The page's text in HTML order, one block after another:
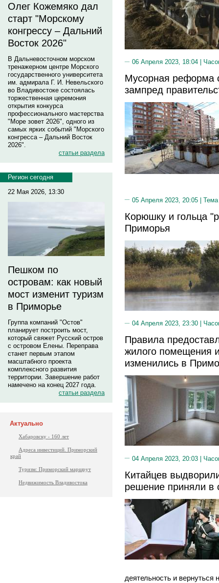
Олег Кожемяко дал
старт "Морскому
конгрессу – Дальний
Восток 2026"
В Дальневосточном морском
тренажерном центре Морского
государственного университета
им. адмирала Г. И. Невельского
во Владивостоке состоялась
торжественная церемония
открытия конкурса
профессионального мастерства
"Море зовет 2026", одного из
самых ярких событий "Морского
конгресса – Дальний Восток
2026".
статьи раздела
Регион сегодня
22 Мая 2026, 13:30
Пешком по
островам: как новый
мост изменит туризм
в Приморье
Группа компаний "Остов"
планирует построить мост,
который свяжет Русский остров
с островом Елены. Переправа
станет первым этапом
масштабного проекта
комплексного развития
территории. Завершение работ
намечено на конец 2027 года.
статьи раздела
Актуально
Хабаровску - 160 лет
Адреса инвестиций. Приморский
край
Туризм: Приморский маршрут
Недвижимость Владивостока
06 Апреля 2023, 18:04 |
Мусорная реформа
зампред
05 Апреля 2023, 20:05 |
Корюшку и гольца
Приморья
04 Апреля 2023, 23:30 |
Правила
жилого помещения
изменились в
04 Апреля 2023, 20:03 |
Китайцев
решение приняли в
деятельность и вернуться